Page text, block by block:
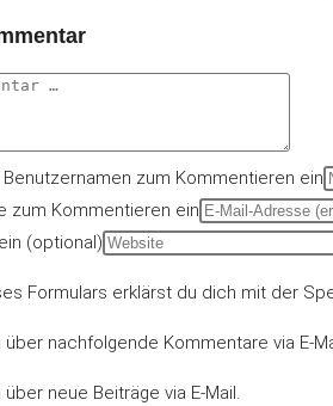
zum Kommentieren ein
zum Kommentieren ein
(optional)
Formulars erklärst du dich mit der
nachfolgende Kommentare via E-
neue Beiträge via E-Mail.